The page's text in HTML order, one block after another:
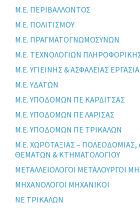
Μ.Ε. ΠΕΡΙΒΑΛΛΟΝΤΟΣ
Μ.Ε. ΠΟΛΙΤΙΣΜΟΥ
Μ.Ε. ΠΡΑΓΜΑΤΟΓΝΩΜΟΣΥΝΩΝ
Μ.Ε. ΤΕΧΝΟΛΟΓΙΩΝ
Μ.Ε. ΥΓΙΕΙΝΗΣ & ΑΣΦΑΛΕΙΑΣ
Μ.Ε. ΥΔΑΤΩΝ
Μ.Ε. ΥΠΟΔΟΜΩΝ ΠΕ ΚΑΡΔΙΤΣΑΣ
Μ.Ε. ΥΠΟΔΟΜΩΝ ΠΕ ΛΑΡΙΣΑΣ
Μ.Ε. ΥΠΟΔΟΜΩΝ ΠΕ ΤΡΙΚΑΛΩΝ
Μ.Ε. ΧΩΡΟΤΑΞΙΑΣ –
ΘΕΜΑΤΩΝ & ΚΤΗΜΑΤΟΛΟΓΙΟΥ
ΜΕΤΑΛΛΕΙΟΛΟΓΟΙ ΜΕΤΑΛΟΥΡΓΟΙ
ΜΗΧΑΝΟΛΟΓΟΙ ΜΗΧΑΝΙΚΟΙ
ΝΕ ΤΡΙΚΑΛΩΝ